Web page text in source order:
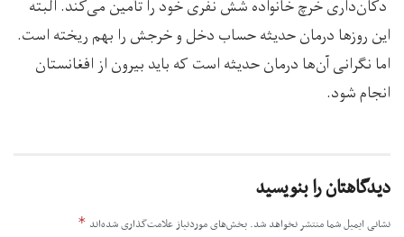
دکان‌داری خرچ خانواده شش نفری خود را تأمین می‌کند. البته
این روزها درمان حدیثه حساب دخل و خرجش را بهم ریخته است.
اما نگرانی آن‌ها درمان حدیثه است که باید بیرون از افغانستان
انجام شود.
دیدگاهتان را بنویسید
نشانی ایمیل شما منتشر نخواهد شد. بخش‌های موردنیاز علامت‌گذاری شده‌اند *